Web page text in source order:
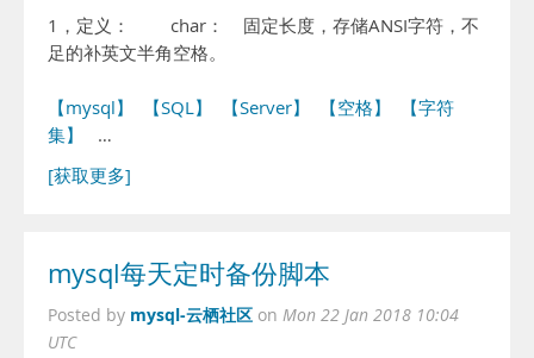
1，定义： char： 固定长度，存储ANSI字符，不
足的补英文半角空格。
【mysql】 【SQL】 【Server】 【空格】
【字符
集】
…
[获取更多]
mysql每天定时备份脚本
Posted by mysql-云栖社区 on Mon 22 Jan 2018 10:04
UTC